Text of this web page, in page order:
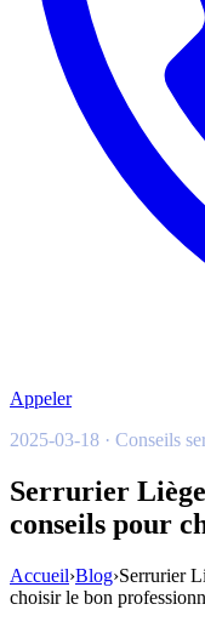
Appeler
2025-03-18 · Conseils
Serrurier
conseils pour
Accueil›Blog›Serrurier
choisir le bon